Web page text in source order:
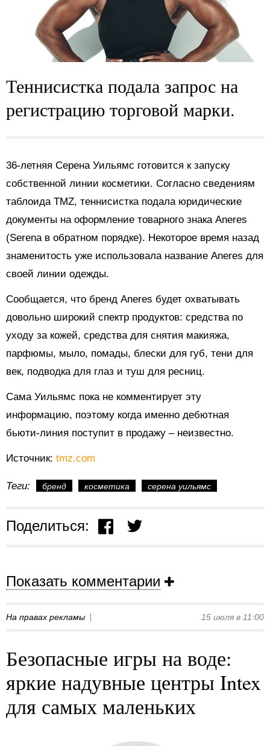
Теннисистка подала запрос на
регистрацию торговой марки.
36-летняя Серена Уильямс готовится к запуску
собственной линии косметики. Согласно сведениям
таблоида TMZ, теннисистка подала юридические
документы на оформление товарного знака Aneres
(Serena в обратном порядке). Некоторое время назад
знаменитость уже использовала название Aneres для
своей линии одежды.
Сообщается, что бренд Aneres будет охватывать
довольно широкий спектр продуктов: средства по
уходу за кожей, средства для снятия макияжа,
парфюмы, мыло, помады, блески для губ, тени для
век, подводка для глаз и туш для ресниц.
Сама Уильямс пока не комментирует эту
информацию, поэтому когда именно дебютная
бьюти-линия поступит в продажу – неизвестно.
Источник: tmz.com
Теги: бренд косметика серена уильямс
Поделиться:
Показать комментарии
На правах рекламы 15 июля в 11:00
Безопасные игры на воде:
яркие надувные центры Intex
для самых маленьких